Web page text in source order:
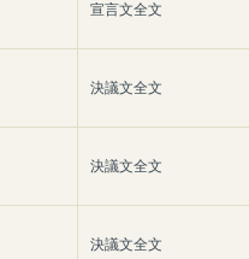
宣言文全文
決議文全文
決議文全文
決議文全文